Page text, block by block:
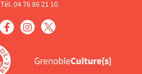
Tél. 04 76 86 21 10